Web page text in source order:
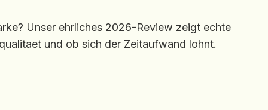
Unser ehrliches 2026-Review zeigt echte
und ob sich der Zeitaufwand lohnt.